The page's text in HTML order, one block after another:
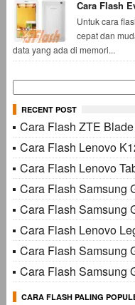
Cara Flash
Untuk cara
cepat dan
data yang ada di memori...
Cari
untuk:
RECENT POST
Cara Flash ZTE
Cara Flash Lenovo
Cara Flash Lenovo
Cara Flash Samsung
Cara Flash Samsung
Cara Flash Lenovo
Cara Flash Samsung
Cara Flash Samsung
CARA FLASH PALING